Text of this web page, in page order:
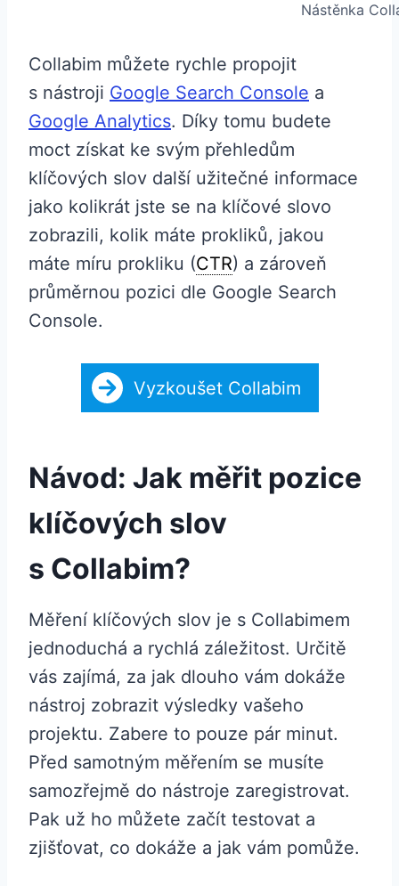
Nástěnka
Collabim můžete rychle propojit
s nástroji Google Search Console a
Google Analytics. Díky tomu budete
moct získat ke svým přehledům
klíčových slov další užitečné informace
jako kolikrát jste se na klíčové slovo
zobrazili, kolik máte prokliků, jakou
máte míru prokliku (CTR) a zároveň
průměrnou pozici dle Google Search
Console.
Vyzkoušet Collabim
Návod: Jak měřit pozice
klíčových slov
s Collabim?
Měření klíčových slov je s Collabimem
jednoduchá a rychlá záležitost. Určitě
vás zajímá, za jak dlouho vám dokáže
nástroj zobrazit výsledky vašeho
projektu. Zabere to pouze pár minut.
Před samotným měřením se musíte
samozřejmě do nástroje zaregistrovat.
Pak už ho můžete začít testovat a
zjišťovat, co dokáže a jak vám pomůže.